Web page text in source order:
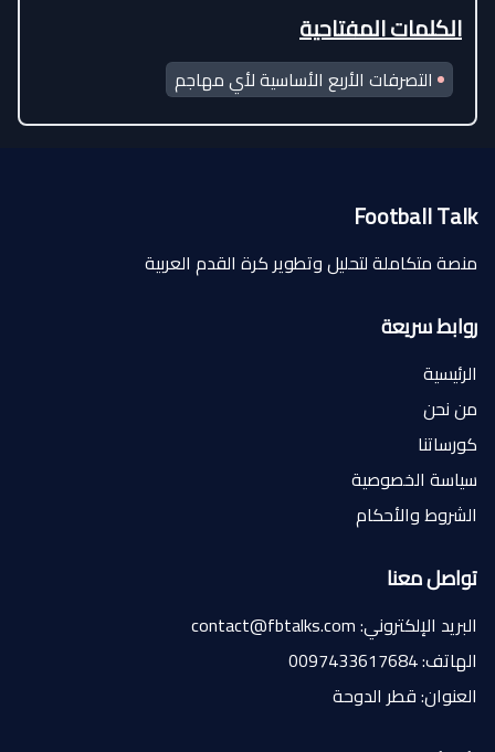
الكلمات المفتاحية
التصرفات الأربع الأساسية لأي مهاجم
Football Talk
منصة متكاملة لتحليل وتطوير كرة القدم العربية
روابط سريعة
الرئيسية
من نحن
كورساتنا
سياسة الخصوصية
الشروط والأحكام
تواصل معنا
البريد الإلكتروني: contact@fbtalks.com
الهاتف: 0097433617684
العنوان: قطر الدوحة